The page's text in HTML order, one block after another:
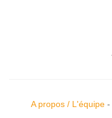
A propos / L'équipe-